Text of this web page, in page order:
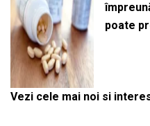
poate
Vezi cele mai noi si